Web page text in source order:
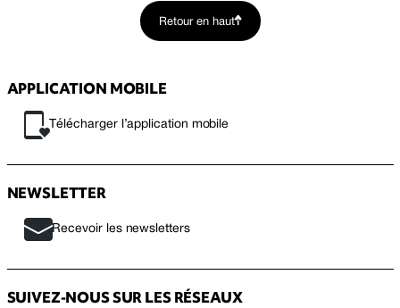
Retour en haut
APPLICATION MOBILE
Télécharger l’application mobile
NEWSLETTER
Recevoir les newsletters
SUIVEZ-NOUS SUR LES RÉSEAUX